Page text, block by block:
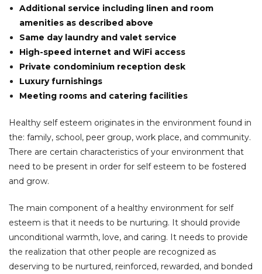
Additional service including linen and room
amenities as described above
Same day laundry and valet service
High-speed internet and WiFi access
Private condominium reception desk
Luxury furnishings
Meeting rooms and catering facilities
Healthy self esteem originates in the environment found in
the: family, school, peer group, work place, and community.
There are certain characteristics of your environment that
need to be present in order for self esteem to be fostered
and grow.
The main component of a healthy environment for self
esteem is that it needs to be nurturing. It should provide
unconditional warmth, love, and caring. It needs to provide
the realization that other people are recognized as
deserving to be nurtured, reinforced, rewarded, and bonded